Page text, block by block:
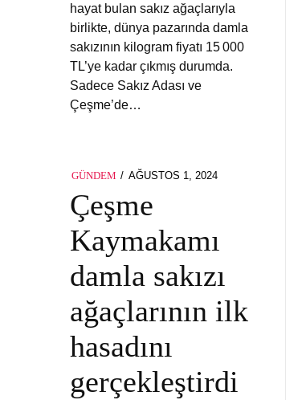
hayat bulan sakız ağaçlarıyla
birlikte, dünya pazarında damla
sakızının kilogram fiyatı 15 000
TL’ye kadar çıkmış durumda.
Sadece Sakız Adası ve
Çeşme’de…
GÜNDEM
POSTED
AĞUSTOS 1, 2024
Çeşme
Kaymakamı
damla sakızı
ağaçlarının ilk
hasadını
gerçekleştirdi